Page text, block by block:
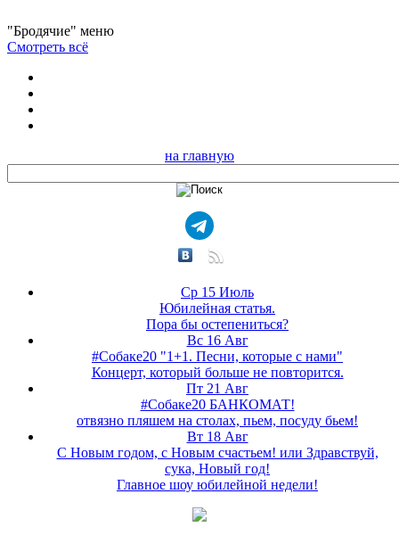
"Бродячие" меню
Смотреть всё
на главную
Ср 15 Июль
Юбилейная статья.
Пора бы остепениться?
Вс 16 Авг
#Собаке20 "1+1. Песни, которые с нами"
Концерт, который больше не повторится.
Пт 21 Авг
#Собаке20 БАНКОМАТ!
отвязно пляшем на столах, пьем, посуду бьем!
Вт 18 Авг
С Новым годом, с Новым счастьем! или Здравствуй,
сука, Новый год!
Главное шоу юбилейной недели!